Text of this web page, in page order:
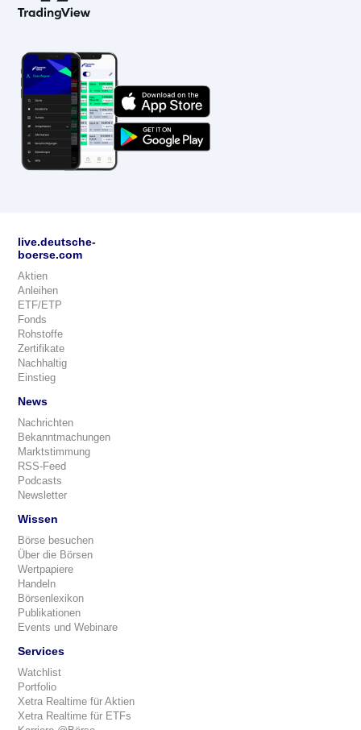
live.deutsche-
boerse.com
Aktien
Anleihen
ETF/ETP
Fonds
Rohstoffe
Zertifikate
Nachhaltig
Einstieg
News
Nachrichten
Bekanntmachungen
Marktstimmung
RSS-Feed
Podcasts
Newsletter
Wissen
Börse besuchen
Über die Börsen
Wertpapiere
Handeln
Börsenlexikon
Publikationen
Events und Webinare
Services
Watchlist
Portfolio
Xetra Realtime für Aktien
Xetra Realtime für ETFs